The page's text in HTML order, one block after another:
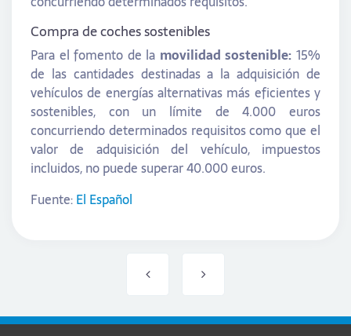
Compra de coches sostenibles
Para el fomento de la movilidad sostenible: 15%
de las cantidades destinadas a la adquisición de
vehículos de energías alternativas más eficientes y
sostenibles, con un límite de 4.000 euros
concurriendo determinados requisitos como que el
valor de adquisición del vehículo, impuestos
incluidos, no puede superar 40.000 euros.
Fuente:El Español